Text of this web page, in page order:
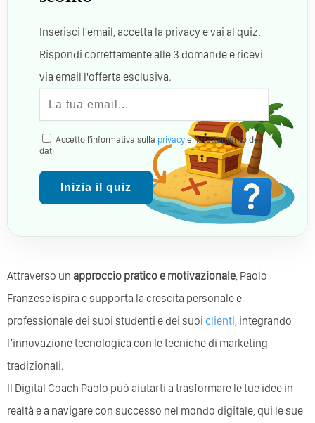
Inserisci l'email, accetta la privacy e vai al quiz.
Rispondi correttamente alle 3 domande e ricevi
via email l'offerta esclusiva.
Accetto l'informativa sulla privacy e il trattamento dei
dati
Inizia il quiz
Attraverso un approccio pratico e motivazionale , Paolo
Franzese ispira e supporta la crescita personale e
professionale dei suoi studenti e dei suoi clienti , integrando
l’innovazione tecnologica con le tecniche di marketing
tradizionali.
Il Digital Coach Paolo può aiutarti a trasformare le tue idee in
realtà e a navigare con successo nel mondo digitale, qui le sue